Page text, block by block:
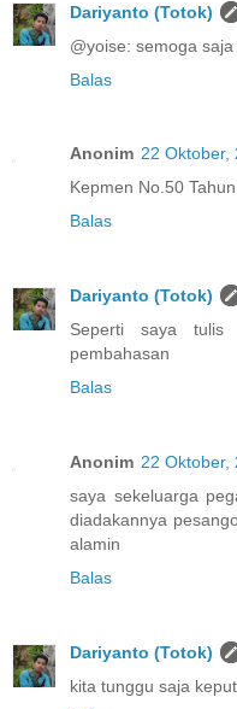
Dariyanto (Totok)
@yoise: semoga
Balas
Anonim 22 Oktober,
Kepmen No.50
Balas
Dariyanto (Totok)
Seperti saya tulis
pembahasan
Balas
Anonim 22 Oktober,
saya sekeluarga
diadakannya
alamin
Balas
Dariyanto (Totok)
kita tunggu saja